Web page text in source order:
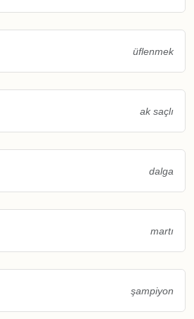
üflenmek
ak saçlı
dalga
martı
şampiyon